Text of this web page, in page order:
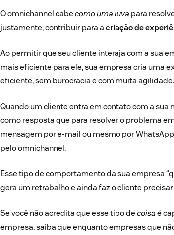
O omnichannel cabecomo uma luva para
justamente, contribuir para acriação de
Ao permitir que seu cliente interaja com a sua
mais eficiente para ele, sua empresa cria uma
eficiente, sem burocracia e com muita agilidade.
Quando um cliente entra em contato com a sua
como resposta que para resolver o problema
mensagem por e-mail ou mesmo por
pelo omnichannel.
Esse tipo de comportamento da sua empresa
gera um retrabalho e ainda faz o cliente
Se você não acredita que esse tipo decoisaé
empresa, saiba que enquanto empresas que